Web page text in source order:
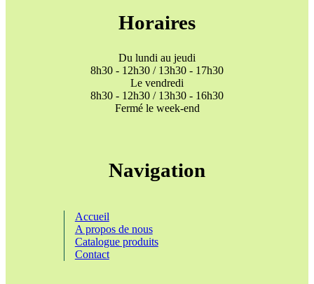
Horaires
Du lundi au jeudi
8h30 - 12h30 / 13h30 - 17h30
Le vendredi
8h30 - 12h30 / 13h30 - 16h30
Fermé le week-end
Navigation
Accueil
A propos de nous
Catalogue produits
Contact